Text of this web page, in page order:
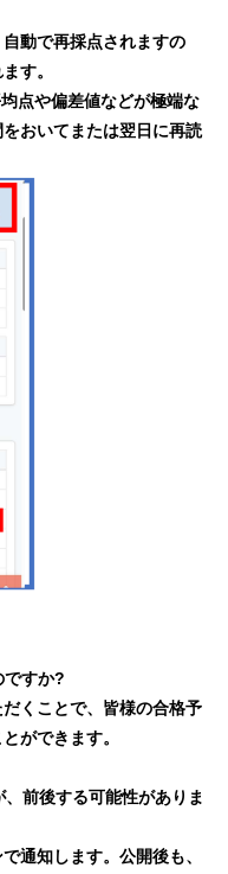
動で再採点されますの
す。
点や偏差値などが極端な
おいてまたは翌日に再読
ですか?
くことで、皆様の合格予
ができます。
前後する可能性がありま
通知します。 公開後も、